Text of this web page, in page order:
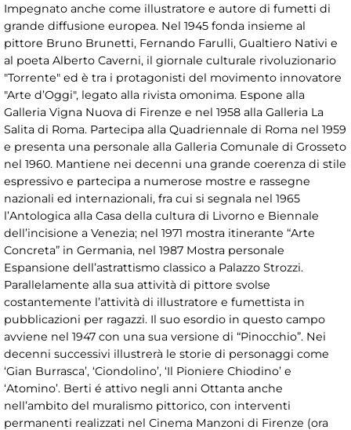
Impegnato anche come illustratore e autore di fumetti di
grande diffusione europea. Nel 1945 fonda insieme al
pittore Bruno Brunetti, Fernando Farulli, Gualtiero Nativi e
al poeta Alberto Caverni, il giornale culturale rivoluzionario
"Torrente" ed è tra i protagonisti del movimento innovatore
"Arte d’Oggi", legato alla rivista omonima. Espone alla
Galleria Vigna Nuova di Firenze e nel 1958 alla Galleria La
Salita di Roma. Partecipa alla Quadriennale di Roma nel 1959
e presenta una personale alla Galleria Comunale di Grosseto
nel 1960. Mantiene nei decenni una grande coerenza di stile
espressivo e partecipa a numerose mostre e rassegne
nazionali ed internazionali, fra cui si segnala nel 1965
l’Antologica alla Casa della cultura di Livorno e Biennale
dell’incisione a Venezia; nel 1971 mostra itinerante “Arte
Concreta” in Germania, nel 1987 Mostra personale
Espansione dell’astrattismo classico a Palazzo Strozzi.
Parallelamente alla sua attività di pittore svolse
costantemente l’attività di illustratore e fumettista in
pubblicazioni per ragazzi. Il suo esordio in questo campo
avviene nel 1947 con una sua versione di “Pinocchio”. Nei
decenni successivi illustrerà le storie di personaggi come
‘Gian Burrasca’, ‘Ciondolino’, ‘Il Pioniere Chiodino’ e
‘Atomino’. Berti é attivo negli anni Ottanta anche
nell’ambito del muralismo pittorico, con interventi
permanenti realizzati nel Cinema Manzoni di Firenze (ora